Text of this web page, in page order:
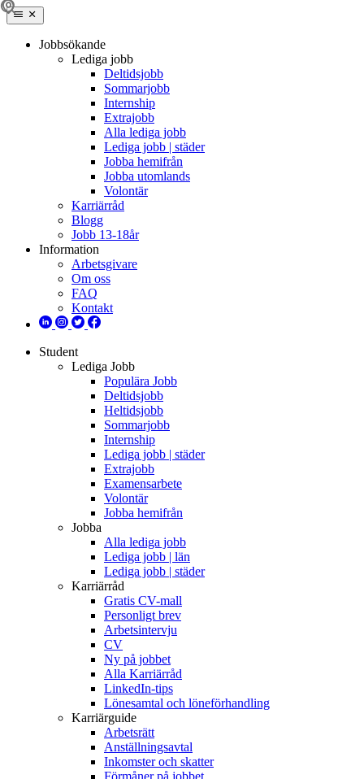
Jobbsökande
Lediga jobb
Deltidsjobb
Sommarjobb
Internship
Extrajobb
Alla lediga jobb
Lediga jobb | städer
Jobba hemifrån
Jobba utomlands
Volontär
Karriärråd
Blogg
Jobb 13-18år
Information
Arbetsgivare
Om oss
FAQ
Kontakt
Student
Lediga Jobb
Populära Jobb
Deltidsjobb
Heltidsjobb
Sommarjobb
Internship
Lediga jobb | städer
Extrajobb
Examensarbete
Volontär
Jobba hemifrån
Jobba
Alla lediga jobb
Lediga jobb | län
Lediga jobb | städer
Karriärråd
Gratis CV-mall
Personligt brev
Arbetsintervju
CV
Ny på jobbet
Alla Karriärråd
LinkedIn-tips
Lönesamtal och löneförhandling
Karriärguide
Arbetsrätt
Anställningsavtal
Inkomster och skatter
Förmåner på jobbet